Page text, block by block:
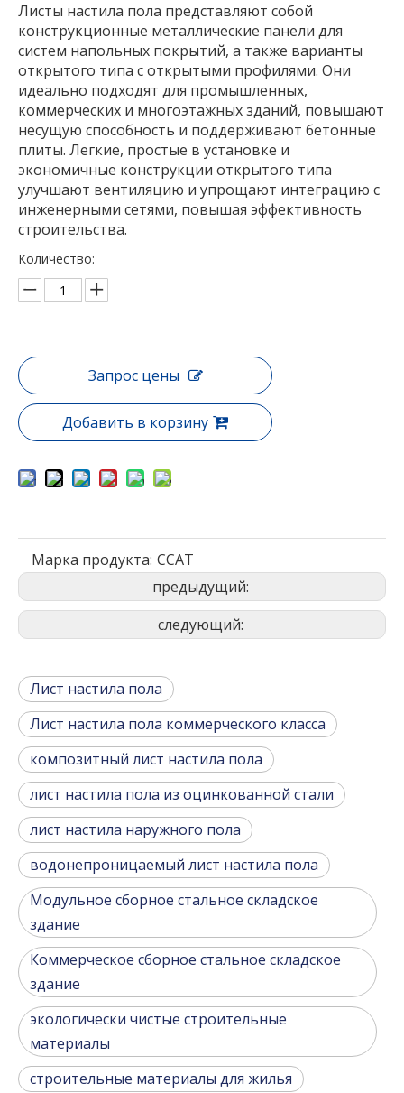
Листы настила пола представляют собой
конструкционные металлические панели для
систем напольных покрытий, а также варианты
открытого типа с открытыми профилями. Они
идеально подходят для промышленных,
коммерческих и многоэтажных зданий, повышают
несущую способность и поддерживают бетонные
плиты. Легкие, простые в установке и
экономичные конструкции открытого типа
улучшают вентиляцию и упрощают интеграцию с
инженерными сетями, повышая эффективность
строительства.
Количество:
Запрос цены
Добавить в корзину
Марка продукта: CCAT
предыдущий:
следующий:
Лист настила пола
Лист настила пола коммерческого класса
композитный лист настила пола
лист настила пола из оцинкованной стали
лист настила наружного пола
водонепроницаемый лист настила пола
Модульное сборное стальное складское
здание
Коммерческое сборное стальное складское
здание
экологически чистые строительные
материалы
строительные материалы для жилья